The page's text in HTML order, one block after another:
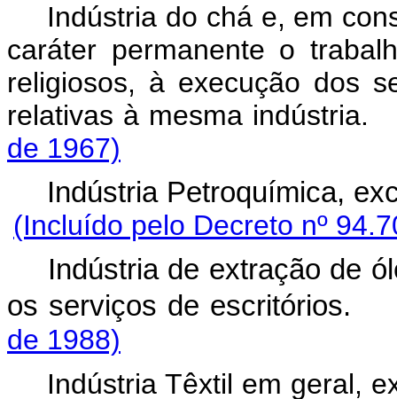
Indústria do chá e, em
caráter permanente o
religiosos, à execução dos
relativas à mesma
de 1967)
Indústria Petroquímica,
(Incluído pelo Decreto nº
Indústria de extração de
os serviços de escritórios.
de 1988)
Indústria Têxtil em geral,